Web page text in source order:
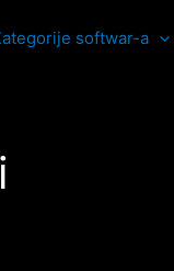
softwar-a